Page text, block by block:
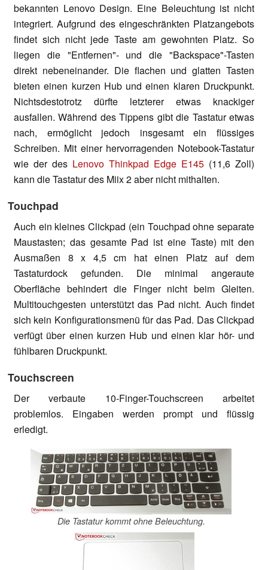
bekannten Lenovo Design. Eine Beleuchtung ist nicht
integriert. Aufgrund des eingeschränkten Platzangebots
findet sich nicht jede Taste am gewohnten Platz. So
liegen die "Entfernen"- und die "Backspace"-Tasten
direkt nebeneinander. Die flachen und glatten Tasten
bieten einen kurzen Hub und einen klaren Druckpunkt.
Nichtsdestotrotz dürfte letzterer etwas knackiger
ausfallen. Während des Tippens gibt die Tastatur etwas
nach, ermöglicht jedoch insgesamt ein flüssiges
Schreiben. Mit einer hervorragenden Notebook-Tastatur
wie der des Lenovo Thinkpad Edge E145 (11,6 Zoll)
kann die Tastatur des Miix 2 aber nicht mithalten.
Touchpad
Auch ein kleines Clickpad (ein Touchpad ohne separate
Maustasten; das gesamte Pad ist eine Taste) mit den
Ausmaßen 8 x 4,5 cm hat einen Platz auf dem
Tastaturdock gefunden. Die minimal angeraute
Oberfläche behindert die Finger nicht beim Gleiten.
Multitouchgesten unterstützt das Pad nicht. Auch findet
sich kein Konfigurationsmenü für das Pad. Das Clickpad
verfügt über einen kurzen Hub und einen klar hör- und
fühlbaren Druckpunkt.
Touchscreen
Der verbaute 10-Finger-Touchscreen arbeitet
problemlos. Eingaben werden prompt und flüssig
erledigt.
Die Tastatur kommt ohne Beleuchtung.